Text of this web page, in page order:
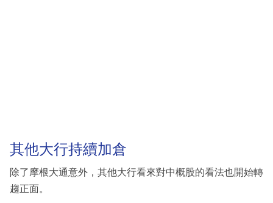
其他大行持續加倉
除了摩根大通意外，其他大行看來對中概股的看法也開始轉
趨正面。